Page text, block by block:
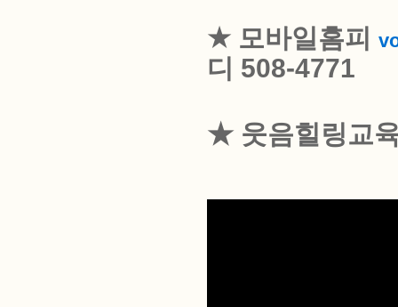
★ 모바일홈피
디 508-4771
★ 웃음힐링교